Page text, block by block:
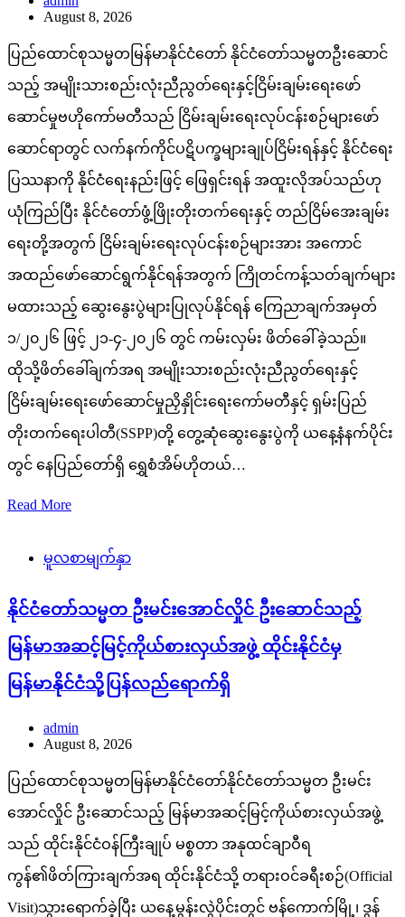
August 8, 2026
ပြည်ထောင်စုသမ္မတမြန်မာနိုင်ငံတော် နိုင်ငံတော်သမ္မတဦးဆောင်
သည့် အမျိုးသားစည်းလုံးညီညွတ်ရေးနှင့်ငြိမ်းချမ်းရေးဖော်
ဆောင်မှုဗဟိုကော်မတီသည် ငြိမ်းချမ်းရေးလုပ်ငန်းစဉ်များဖော်
ဆောင်ရာတွင် လက်နက်ကိုင်ပဋိပက္ခများချုပ်ငြိမ်းရန်နှင့် နိုင်ငံရေး
ပြဿနာကို နိုင်ငံရေးနည်းဖြင့် ဖြေရှင်းရန် အထူးလိုအပ်သည်ဟု
ယုံကြည်ပြီး နိုင်ငံတော်ဖွံ့ဖြိုးတိုးတက်ရေးနှင့် တည်ငြိမ်အေးချမ်း
ရေးတို့အတွက် ငြိမ်းချမ်းရေးလုပ်ငန်းစဉ်များအား အကောင်
အထည်ဖော်ဆောင်ရွက်နိုင်ရန်အတွက် ကြိုတင်ကန့်သတ်ချက်များ
မထားသည့် ဆွေးနွေးပွဲများပြုလုပ်နိုင်ရန် ကြေညာချက်အမှတ်
၁/၂၀၂၆ ဖြင့် ၂၁-၄-၂၀၂၆ တွင် ကမ်းလှမ်း ဖိတ်ခေါ်ခဲ့သည်။
ထိုသို့ဖိတ်ခေါ်ချက်အရ အမျိုးသားစည်းလုံးညီညွတ်ရေးနှင့်
ငြိမ်းချမ်းရေးဖော်ဆောင်မှုညှိနှိုင်းရေးကော်မတီနှင့် ရှမ်းပြည်
တိုးတက်ရေးပါတီ(SSPP)တို့ တွေ့ဆုံဆွေးနွေးပွဲကို ယနေ့နံနက်ပိုင်း
တွင် နေပြည်တော်ရှိ ရွှေစံအိမ်ဟိုတယ်…
Read More
မူလစာမျက်နှာ
နိုင်ငံတော်သမ္မတ ဦးမင်းအောင်လှိုင် ဦးဆောင်သည့်
မြန်မာအဆင့်မြင့်ကိုယ်စားလှယ်အဖွဲ့ ထိုင်းနိုင်ငံမှ
မြန်မာနိုင်ငံသို့ပြန်လည်ရောက်ရှိ
admin
August 8, 2026
ပြည်ထောင်စုသမ္မတမြန်မာနိုင်ငံတော်နိုင်ငံတော်သမ္မတ ဦးမင်း
အောင်လှိုင် ဦးဆောင်သည့် မြန်မာအဆင့်မြင့်ကိုယ်စားလှယ်အဖွဲ့
သည် ထိုင်းနိုင်ငံဝန်ကြီးချုပ် မစ္စတာ အနုထင်ချာဝီရ
ကွန်၏ဖိတ်ကြားချက်အရ ထိုင်းနိုင်ငံသို့ တရားဝင်ခရီးစဉ်(Official
Visit)သွားရောက်ခဲ့ပြီး ယနေ့မွန်းလွဲပိုင်းတွင် ဗန်ကောက်မြို့၊ ဒွန်